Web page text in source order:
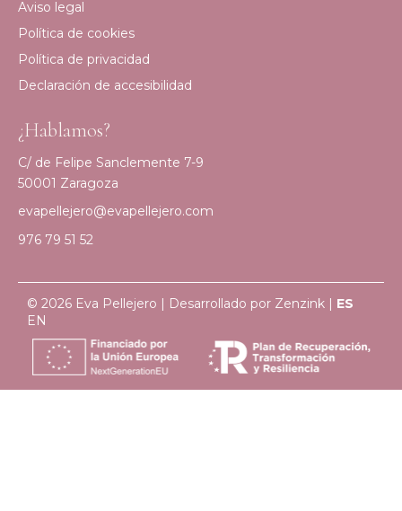
Aviso legal
Política de cookies
Política de privacidad
Declaración de accesibilidad
¿Hablamos?
C/ de Felipe Sanclemente 7-9
50001 Zaragoza
evapellejero@evapellejero.com
976 79 51 52
© 2026 Eva Pellejero | Desarrollado por Zenzink | ES
EN